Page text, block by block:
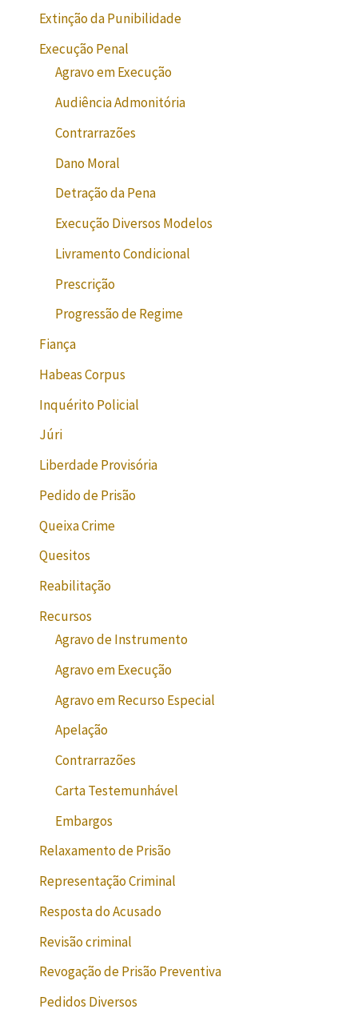
Extinção da Punibilidade
Execução Penal
Agravo em Execução
Audiência Admonitória
Contrarrazões
Dano Moral
Detração da Pena
Execução Diversos Modelos
Livramento Condicional
Prescrição
Progressão de Regime
Fiança
Habeas Corpus
Inquérito Policial
Júri
Liberdade Provisória
Pedido de Prisão
Queixa Crime
Quesitos
Reabilitação
Recursos
Agravo de Instrumento
Agravo em Execução
Agravo em Recurso Especial
Apelação
Contrarrazões
Carta Testemunhável
Embargos
Relaxamento de Prisão
Representação Criminal
Resposta do Acusado
Revisão criminal
Revogação de Prisão Preventiva
Pedidos Diversos